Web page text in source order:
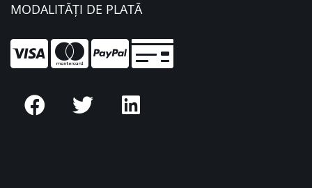
MODALITĂȚI DE PLATĂ